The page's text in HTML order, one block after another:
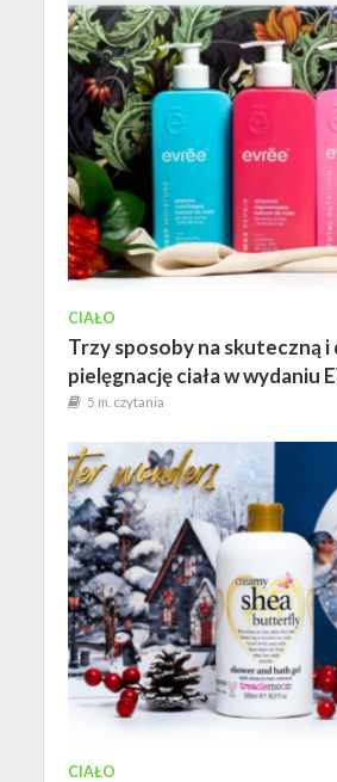
CIAŁO
Trzy sposoby na skuteczną i
pielęgnację ciała w wydaniu
5 m. czytania
CIAŁO